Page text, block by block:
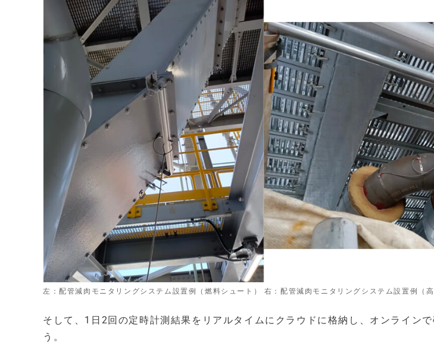
左：配管減肉モニタリングシステム設置例（燃料シュート） 右：配管減肉モニタリングシステム設置例（高
そして、1日2回の定時計測結果をリアルタイムにクラウドに格納し、オンライン
う。